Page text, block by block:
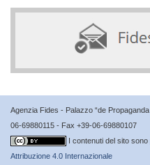
Agenzia Fides - Palazzo “de
06-69880115 - Fax +39-06-69880107
I contenuti del sito
Attribuzione 4.0 Internazionale